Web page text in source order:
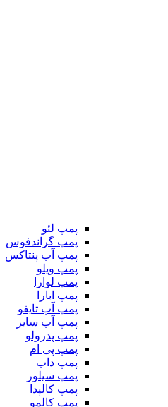
پمپ لئو
پمپ گراندفوس
پمپ آب پنتاکس
پمپ ویلو
پمپ لوارا
پمپ ابارا
پمپ آب تایفو
پمپ آب سایر
پمپ پدرولو
پمپ پی ام
پمپ داب
پمپ سیلور
پمپ کالپدا
پمپ کالمو